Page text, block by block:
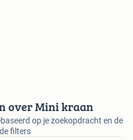
over Mini kraan
op je zoekopdracht en de
filters